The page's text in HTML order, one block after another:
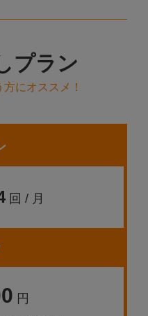
プラン
にオススメ！
回 / 月
円